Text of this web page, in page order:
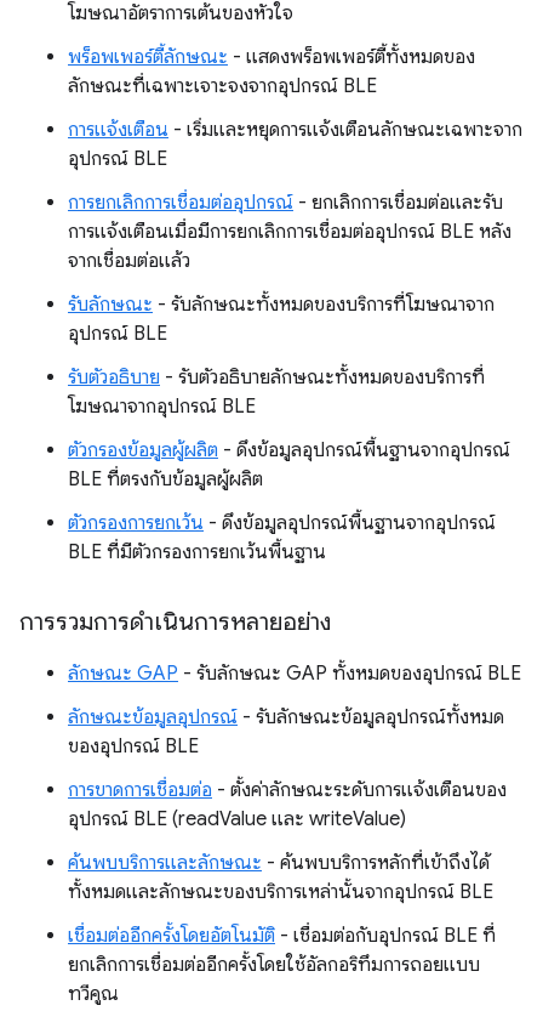
โฆษณาอัตราการเต้นของหัวใจ
พร็อพเพอร์ตี้ลักษณะ - แสดงพร็อพเพอร์ตี้ทั้งหมดของ
ลักษณะที่เฉพาะเจาะจงจากอุปกรณ์ BLE
การแจ้งเตือน - เริ่มและหยุดการแจ้งเตือนลักษณะเฉพาะจาก
อุปกรณ์ BLE
การยกเลิกการเชื่อมต่ออุปกรณ์ - ยกเลิกการเชื่อมต่อและรับ
การแจ้งเตือนเมื่อมีการยกเลิกการเชื่อมต่ออุปกรณ์ BLE หลัง
จากเชื่อมต่อแล้ว
รับลักษณะ - รับลักษณะทั้งหมดของบริการที่โฆษณาจาก
อุปกรณ์ BLE
รับตัวอธิบาย - รับตัวอธิบายลักษณะทั้งหมดของบริการที่
โฆษณาจากอุปกรณ์ BLE
ตัวกรองข้อมูลผู้ผลิต - ดึงข้อมูลอุปกรณ์พื้นฐานจากอุปกรณ์
BLE ที่ตรงกับข้อมูลผู้ผลิต
ตัวกรองการยกเว้น - ดึงข้อมูลอุปกรณ์พื้นฐานจากอุปกรณ์
BLE ที่มีตัวกรองการยกเว้นพื้นฐาน
การรวมการดำเนินการหลายอย่าง
ลักษณะ GAP - รับลักษณะ GAP ทั้งหมดของอุปกรณ์ BLE
ลักษณะข้อมูลอุปกรณ์ - รับลักษณะข้อมูลอุปกรณ์ทั้งหมด
ของอุปกรณ์ BLE
การขาดการเชื่อมต่อ - ตั้งค่าลักษณะระดับการแจ้งเตือนของ
อุปกรณ์ BLE (readValue และ writeValue)
ค้นพบบริการและลักษณะ - ค้นพบบริการหลักที่เข้าถึงได้
ทั้งหมดและลักษณะของบริการเหล่านั้นจากอุปกรณ์ BLE
เชื่อมต่ออีกครั้งโดยอัตโนมัติ - เชื่อมต่อกับอุปกรณ์ BLE ที่
ยกเลิกการเชื่อมต่ออีกครั้งโดยใช้อัลกอริทึมการถอยแบบ
ทวีคูณ